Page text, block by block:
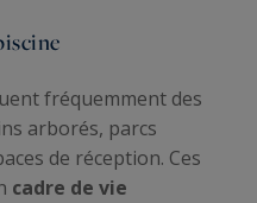
fréquemment des
arborés, parcs
de réception. Ces
cadre de vie